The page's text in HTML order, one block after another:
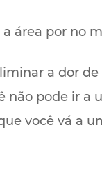
área por no
a dor
não pode ir
você vá a